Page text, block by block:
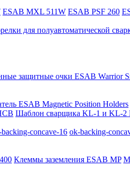
ESAB MXL 511W ESAB PSF 260
для полуавтоматической
защитные очки ESAB Warrior
ESAB Magnetic Position Holders
Шаблон сварщика KL-1 и KL-2
concave-16 ok-backing-
Клеммы заземления ESAB MP